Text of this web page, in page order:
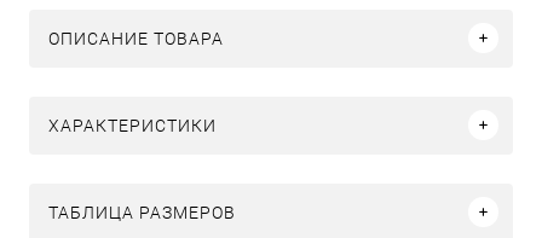
ОПИСАНИЕ ТОВАРА
ХАРАКТЕРИСТИКИ
ТАБЛИЦА РАЗМЕРОВ